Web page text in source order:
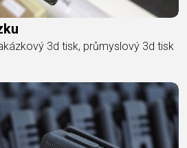
3d tisk, průmyslový 3d tisk